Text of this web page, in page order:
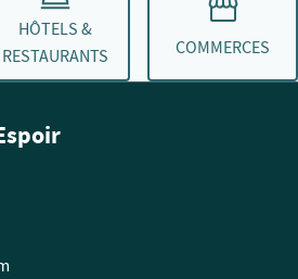
HÔTELS &
RESTAURANTS
COMMERCES